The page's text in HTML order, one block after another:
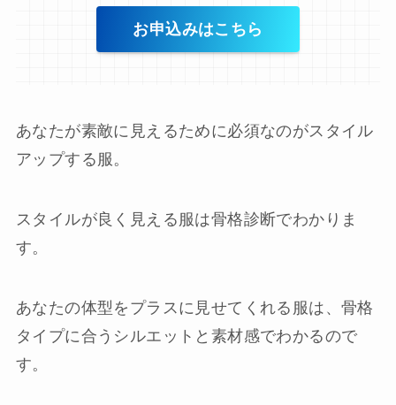
お申込みはこちら
あなたが素敵に見えるために必須なのがスタイル
アップする服。
スタイルが良く見える服は骨格診断でわかりま
す。
あなたの体型をプラスに見せてくれる服は、骨格
タイプに合うシルエットと素材感でわかるので
す。